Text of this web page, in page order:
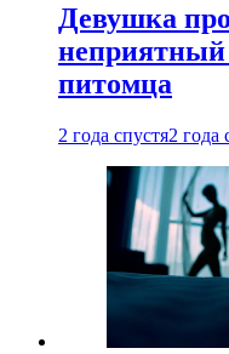
Девушка
неприятный
питомца
2 года спустя2 года